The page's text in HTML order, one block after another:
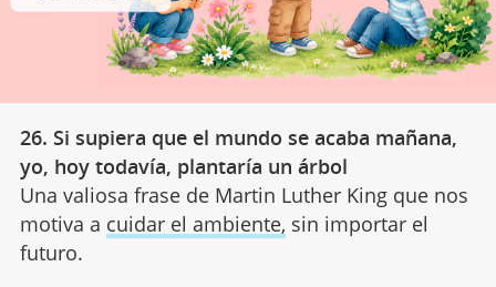
26. Si supiera que el mundo se acaba mañana,
yo, hoy todavía, plantaría un árbol
Una valiosa frase de Martin Luther King que nos
motiva a cuidar el ambiente, sin importar el
futuro.